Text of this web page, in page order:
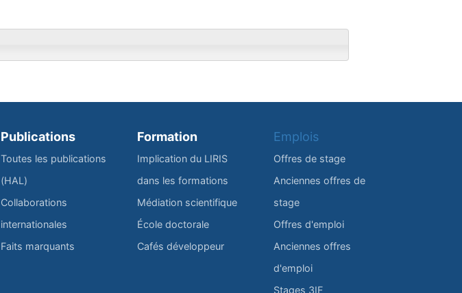
Publications
Toutes les publications
(HAL)
Collaborations
internationales
Faits marquants
Formation
Implication du LIRIS
dans les formations
Médiation scientifique
École doctorale
Cafés développeur
Emplois
Offres de stage
Anciennes offres de
stage
Offres d'emploi
Anciennes offres
d'emploi
Stages 3IF